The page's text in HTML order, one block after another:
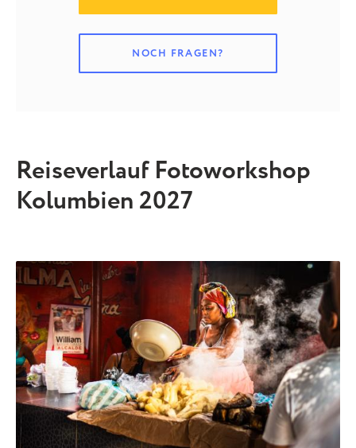
NOCH FRAGEN?
Reiseverlauf Fotoworkshop
Kolumbien 2027